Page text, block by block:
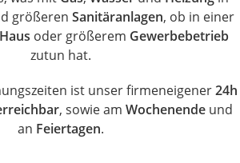
größeren Sanitäranlagen, ob in einer
Haus oder größerem Gewerbebetrieb
zutun hat.
ist unser firmeneigener24h
, sowie am Wochenendeund
an Feiertagen.